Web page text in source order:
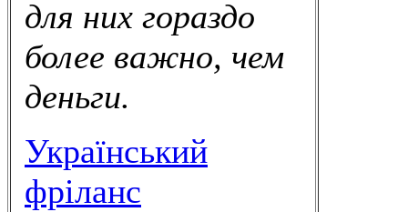
для них гораздо
более важно, чем
деньги.
Український
фріланс